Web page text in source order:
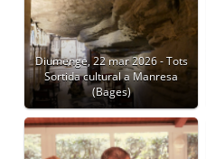
Diumenge, 22 mar 2026 - Tots
Sortida cultural a Manresa
(Bages)